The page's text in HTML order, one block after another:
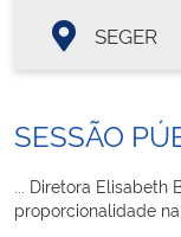
SEGER
SESSÃO
... Diretora
proporcionalidade